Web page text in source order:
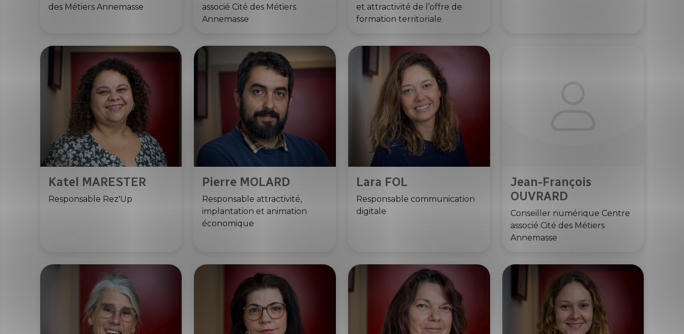
des Métiers Annemasse
associé Cité des Métiers
Annemasse
et attractivité de l’offre de
formation territoriale
Katel MARESTER
Responsable Rez'Up
Pierre MOLARD
Responsable attractivité,
implantation et animation
économique
Lara FOL
Responsable communication
digitale
Jean-François
OUVRARD
Conseiller numérique Centre
associé Cité des Métiers
Annemasse